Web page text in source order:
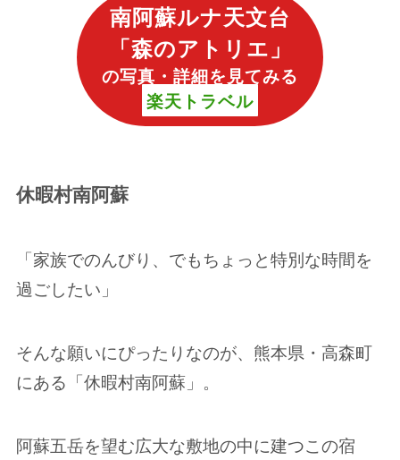
南阿蘇ルナ天文台
「森のアトリエ 」
の写真・詳細を見てみる
楽天トラベル
休暇村南阿蘇
「家族でのんびり、でもちょっと特別な時間を
過ごしたい」
そんな願いにぴったりなのが、熊本県・高森町
にある「休暇村南阿蘇」。
阿蘇五岳を望む広大な敷地の中に建つこの宿